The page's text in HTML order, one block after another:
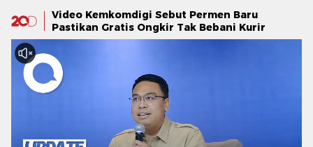
Video Kemkomdigi Sebut Permen Baru
Pastikan Gratis Ongkir Tak Bebani Kurir